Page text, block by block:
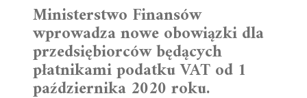
Ministerstwo Finansów
wprowadza nowe obowiązki dla
przedsiębiorców będących
płatnikami podatku VAT od 1
października 2020 roku.